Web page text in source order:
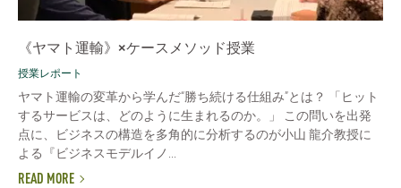
《ヤマト運輸》×ケースメソッド授業
授業レポート
ヤマト運輸の変革から学んだ“勝ち続ける仕組み”とは？ 「ヒット
するサービスは、どのように生まれるのか。」 この問いを出発
点に、ビジネスの構造を多角的に分析するのが小山 龍介教授に
よる『ビジネスモデルイノ...
READ MORE